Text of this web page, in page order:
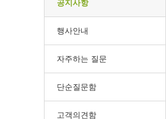
공지사항
행사안내
자주하는 질문
단순질문함
고객의견함